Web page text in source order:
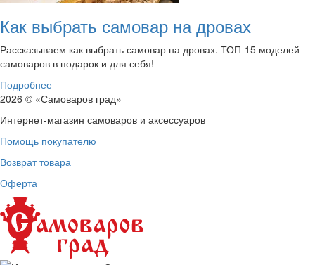
Как выбрать самовар на дровах
Рассказываем как выбрать самовар на дровах. ТОП-15 моделей
самоваров в подарок и для себя!
Подробнее
2026 © «Самоваров град»
Интернет-магазин самоваров и аксессуаров
Помощь покупателю
Возврат товара
Оферта